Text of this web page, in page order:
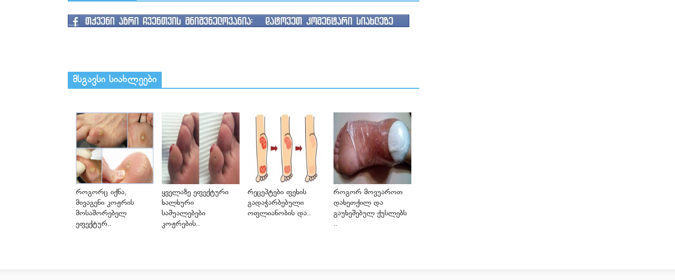
მსგავსი სიახლეები
როგორც იქნა,
მივაგენი კოჟრის
მოსაშორებელ
ეფექტურ..
ყველაზე ეფექტური
ხალხური
საშუალებები
კოჟრების..
რეცეპტები ფეხის
გადაჭარბებული
ოფლიანობის და..
როგორ მოვუაროთ
დახეთქილ და
გაუხეშებულ ქუსლებს
..